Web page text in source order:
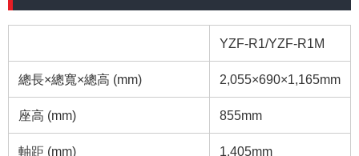
YZF-R1/YZF-R1M
總長×總寬×總高 (mm) 2,055×690×1,165mm
座高 (mm) 855mm
軸距 (mm) 1,405mm